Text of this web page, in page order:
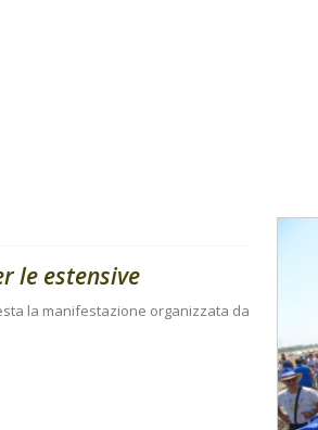
le estensive
la manifestazione organizzata da